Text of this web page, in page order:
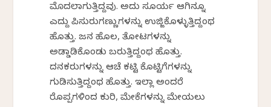
ಮೊದಲಾಗುತ್ತಿದ್ದವು. ಅದು ಸೂರ್ಯ ಆಗಿನ್ನೂ
ಎದ್ದು ಪಿಸುರುಗಣ್ಣುಗಳನ್ನು ಉಜ್ಜಿಕೊಳ್ಳುತ್ತಿದ್ದಂಥ
ಹೊತ್ತು. ಜನ ಹೊಲ, ತೋಟಗಳನ್ನು
ಅಡ್ಡಾಡಿಕೊಂಡು ಬರುತ್ತಿದ್ದಂಥ ಹೊತ್ತು.
ದನಕರುಗಳನ್ನು ಆಚೆ ಕಟ್ಟಿ ಕೊಟ್ಟಿಗೆಗಳನ್ನು
ಗುಡಿಸುತ್ತಿದ್ದಂಥ ಹೊತ್ತು. ಇಲ್ಲಾ ಅಂದರೆ
ರೊಪ್ಪಗಳಿಂದ ಕುರಿ, ಮೇಕೆಗಳನ್ನು ಮೇಯಲು